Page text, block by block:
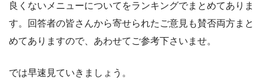
良くないメニューについてをランキングでまとめてありま
す。回答者の皆さんから寄せられたご意見も賛否両方まと
めてありますので、あわせてご参考下さいませ。
では早速見ていきましょう。